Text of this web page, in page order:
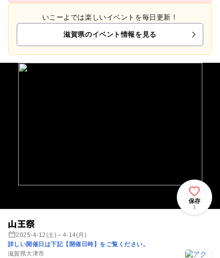
いこーよでは楽しいイベントを毎日更新！
滋賀県のイベント情報を見る
山王祭
2025-4-12(土)～4-14(月)
詳しい開催日は下記【開催日時】をご覧ください。
滋賀県大津市
保存
1